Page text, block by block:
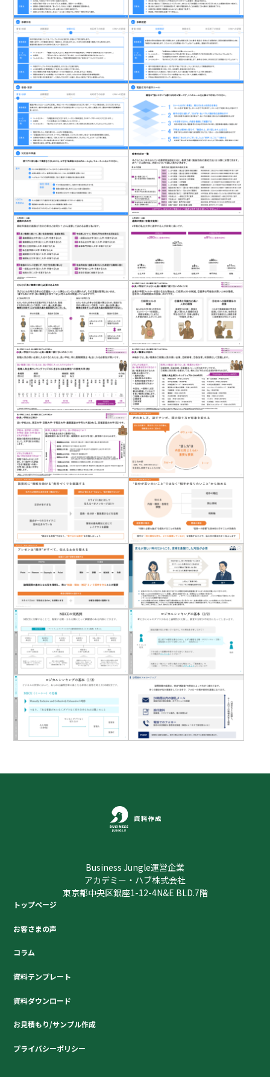
Business Jungle運営企業
アカデミー・ハブ株式会社
東京都中央区銀座1-12-4N&E BLD.7階
トップページ
お客さまの声
コラム
資料テンプレート
資料ダウンロード
お見積もり/サンプル作成
プライバシーポリシー